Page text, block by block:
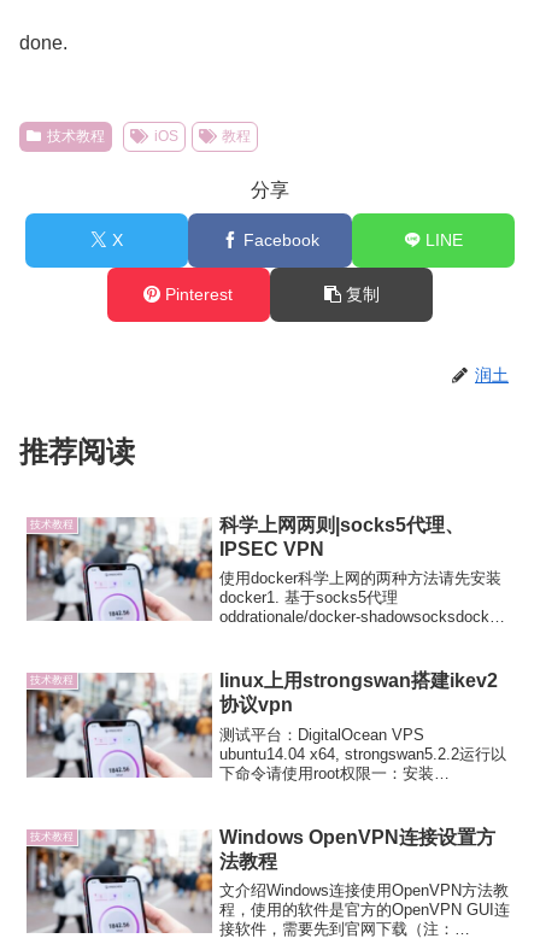
done.
技术教程 iOS 教程
分享
X Facebook LINE
Pinterest 复制
润土
推荐阅读
技术教程
科学上网两则|socks5代理、
IPSEC VPN
使用docker科学上网的两种方法请先安装
docker1. 基于socks5代理
oddrationale/docker-shadowsocksdocker
技术教程
linux上用strongswan搭建ikev2
协议vpn
测试平台：DigitalOcean VPS
ubuntu14.04 x64, strongswan5.2.2运行以
下命令请使用root权限一：安装
译...
技术教程
Windows OpenVPN连接设置方
法教程
文介绍Windows连接使用OpenVPN方法教
程，使用的软件是官方的OpenVPN GUI连
接软件，需要先到官网下载（注：